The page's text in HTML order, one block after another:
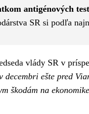
antigénových
SR si podľa
vlády SR v
ešte pred
škodám na